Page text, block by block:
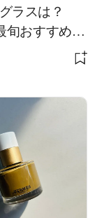
ラスは？
旬おすすめサ